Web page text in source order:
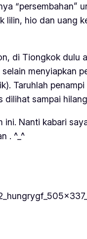
“persembahan”
hio dan uang
di Tiongkok dulu
menyiapkan
Taruhlah
sampai
Nanti kabari
. ^_^